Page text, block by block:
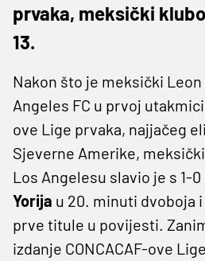
prvaka, meksički
13.
Nakon što je meksički Leon
Angeles FC u prvoj utakmici
ove Lige prvaka, najjačeg
Sjeverne Amerike,
Los Angelesu slavio je s 1-
Yorija u 20. minuti dvoboja
prve titule u povijesti.
izdanje CONCACAF-ove